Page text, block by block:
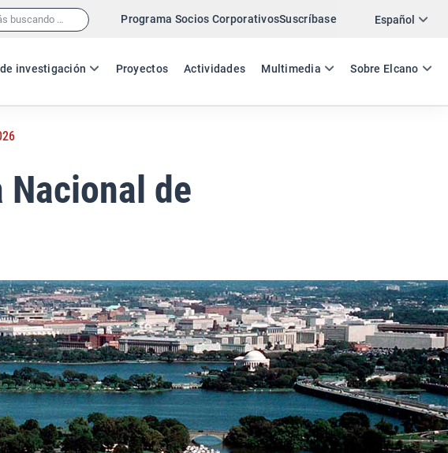
Programa Socios CorporativosSuscríbase Español
ES EN
investigación Proyectos Actividades Multimedia Sobre Elcano
Twitter
Nacional de